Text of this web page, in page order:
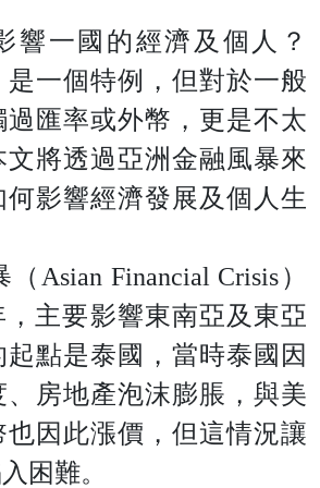
響一國的經濟及個人？
是一個特例，但對於一般
過匯率或外幣，更是不太
將透過亞洲金融風暴來
影響經濟發展及個人生
Asian Financial Crisis）
，主要影響東南亞及東亞
點是泰國，當時泰國因
、房地產泡沫膨脹，與美
也因此漲價，但這情況讓
困難。